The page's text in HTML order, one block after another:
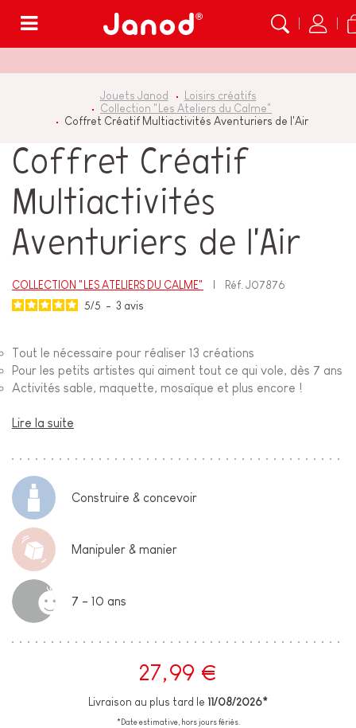
Jouets Janod
Loisirs créatifs
Collection "Les Ateliers du Calme"
Coffret Créatif Multiactivités Aventuriers de l'Air
Coffret Créatif
Multiactivités
Aventuriers de l'Air
COLLECTION "LES ATELIERS DU CALME" Réf.J07876
5/5 - 3 avis
Tout le nécessaire pour réaliser 13 créations
Pour les petits artistes qui aiment tout ce qui vole, dès 7 ans
Activités sable, maquette, mosaïque et plus encore !
Lire la suite
Construire & concevoir
Manipuler & manier
7 - 10 ans
27,99 €
Livraison au plus tard le 11/08/2026*
*Date estimative, hors jours fériés.